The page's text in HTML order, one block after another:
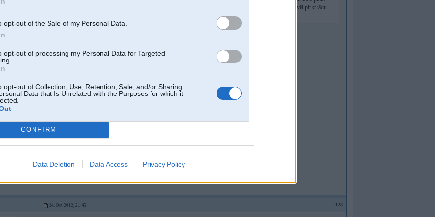
opt-out of the Sale of my Personal Data.
opt-out of processing my Personal Data for Targeted
opt-out of Collection, Use, Retention, Sale, and/or Sharing
Data that Is Unrelated with the Purposes for which it
CONFIRM
Data Deletion Data Access Privacy Policy
/ Smart
/
gāztu vēl kādreiz ar sirņiku, e36 vai ko tamlīdzīgu ziemā - pasargdies. Tikai ar drošības karkasu. Un kur nu vēl pirkt tādu
http://www.ss.lv/subaru/justy/cboxx.html
-----------------
www.facebook.com/m7sport.lv
https://www.instagram.com/vecais_/
24. Oct 2012, 21:45 #128